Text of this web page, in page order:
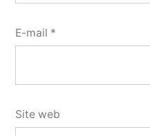
E-mail *
Site web